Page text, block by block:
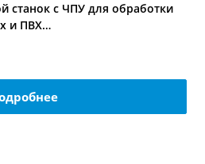
станок с ЧПУ для обработки
и ПВХ…